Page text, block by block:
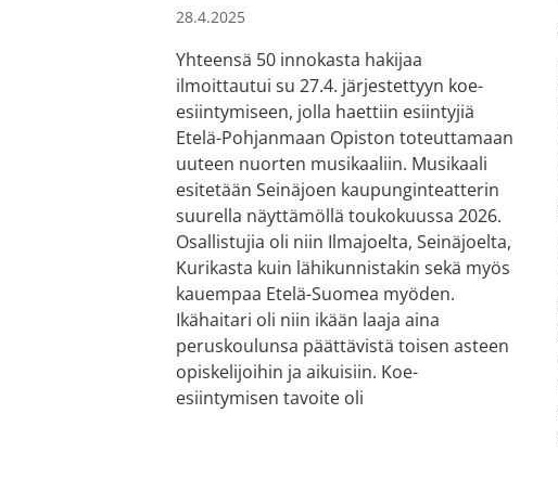
28.4.2025
Yhteensä 50 innokasta hakijaa
ilmoittautui su 27.4. järjestettyyn koe-
esiintymiseen, jolla haettiin esiintyjiä
Etelä-Pohjanmaan Opiston toteuttamaan
uuteen nuorten musikaaliin. Musikaali
esitetään Seinäjoen kaupunginteatterin
suurella näyttämöllä toukokuussa 2026.
Osallistujia oli niin Ilmajoelta, Seinäjoelta,
Kurikasta kuin lähikunnistakin sekä myös
kauempaa Etelä-Suomea myöden.
Ikähaitari oli niin ikään laaja aina
peruskoulunsa päättävistä toisen asteen
opiskelijoihin ja aikuisiin. Koe-
esiintymisen tavoite oli